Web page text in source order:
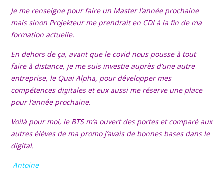
Je me renseigne pour faire un Master l’année prochaine
mais sinon Projekteur me prendrait en CDI à la fin de ma
formation actuelle.
En dehors de ça, avant que le covid nous pousse à tout
faire à distance, je me suis investie auprès d’une autre
entreprise, le Quai Alpha, pour développer mes
compétences digitales et eux aussi me réserve une place
pour l’année prochaine.
Voilà pour moi, le BTS m’a ouvert des portes et comparé aux
autres élèves de ma promo j’avais de bonnes bases dans le
digital.
Antoine